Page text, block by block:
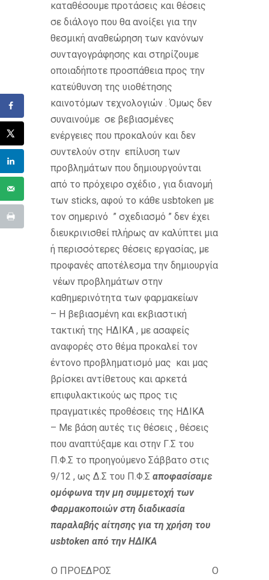
καταθέσουμε προτάσεις και θέσεις
σε διάλογο που θα ανοίξει για την
θεσμική αναθεώρηση των κανόνων
συνταγογράφησης και στηρίζουμε
οποιαδήποτε προσπάθεια προς την
κατεύθυνση της υιοθέτησης
καινοτόμων τεχνολογιών . Όμως δεν
συναινούμε σε βεβιασμένες
ενέργειες που προκαλούν και δεν
συντελούν στην επίλυση των
προβλημάτων που δημιουργούνται
από το πρόχειρο σχέδιο , για διανομή
των sticks, αφού το κάθε usbtoken με
τον σημερινό ” σχεδιασμό ” δεν έχει
διευκρινισθεί πλήρως αν καλύπτει μια
ή περισσότερες θέσεις εργασίας, με
προφανές αποτέλεσμα την δημιουργία
νέων προβλημάτων στην
καθημερινότητα των φαρμακείων
– Η βεβιασμένη και εκβιαστική
τακτική της ΗΔΙΚΑ , με ασαφείς
αναφορές στο θέμα προκαλεί τον
έντονο προβληματισμό μας και μας
βρίσκει αντίθετους και αρκετά
επιφυλακτικούς ως προς τις
πραγματικές προθέσεις της ΗΔΙΚΑ
– Με βάση αυτές τις θέσεις , θέσεις
που αναπτύξαμε και στην Γ.Σ του
Π.Φ.Σ το προηγούμενο Σάββατο στις
9/12 , ως Δ.Σ του Π.Φ.Σ αποφασίσαμε
ομόφωνα την μη συμμετοχή των
Φαρμακοποιών στη διαδικασία
παραλαβής αίτησης για τη χρήση του
usbtoken από την ΗΔΙΚΑ
Ο ΠΡΟΕΔΡΟΣ Ο